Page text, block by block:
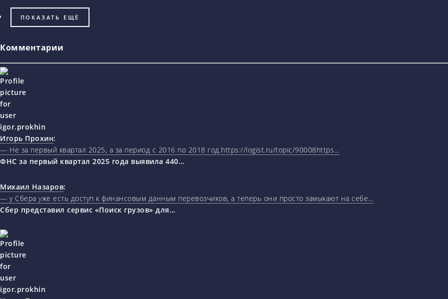
ПОКАЗАТЬ ЕЩЁ
Комментарии
Игорь Прохин:
— Не за первый квартал 2025, а за период с 2016 по 2018 год.https://logist.ru/topic/90008https…
ФНС за первый квартал 2025 года выявила 440…
Михаил Назаров:
— у Сбера уже есть доступ к финансовым данным перевозчиков, а теперь они просто замыкают на себе…
Сбер представил сервис «Поиск грузов» для…